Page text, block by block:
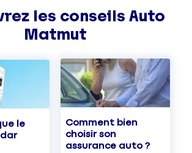
les conseils Auto
Matmut
le
Comment bien
choisir son
assurance auto ?